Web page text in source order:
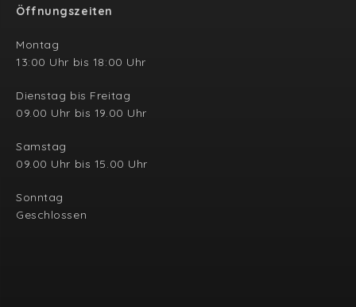
Öffnungszeiten
Montag
13:00 Uhr bis 18:00 Uhr
Dienstag bis Freitag
09.00 Uhr bis 19.00 Uhr
Samstag
09.00 Uhr bis 15.00 Uhr
Sonntag
Geschlossen